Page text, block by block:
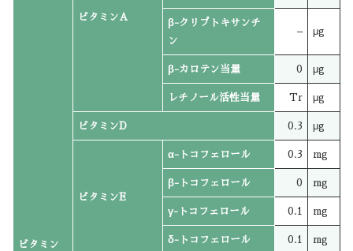
ビタミン
ビタミンA
β-クリプトキサンチ
ン
– μg
β-カロテン当量 0 μg
レチノール活性当量 Tr μg
ビタミンD 0.3 μg
ビタミンE
α-トコフェロール 0.3 mg
β-トコフェロール 0 mg
γ-トコフェロール 0.1 mg
δ-トコフェロール 0.1 mg